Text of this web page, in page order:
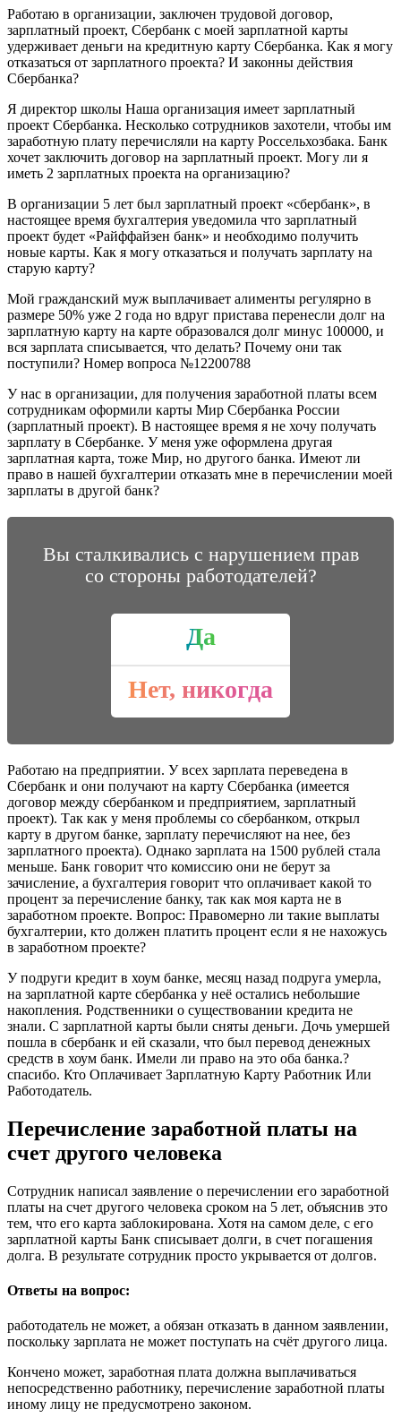
Работаю в организации, заключен трудовой договор,
зарплатный проект, Сбербанк с моей зарплатной карты
удерживает деньги на кредитную карту Сбербанка. Как я могу
отказаться от зарплатного проекта? И законны действия
Сбербанка?
Я директор школы Наша организация имеет зарплатный
проект Сбербанка. Несколько сотрудников захотели, чтобы им
заработную плату перечисляли на карту Россельхозбака. Банк
хочет заключить договор на зарплатный проект. Могу ли я
иметь 2 зарплатных проекта на организацию?
В организации 5 лет был зарплатный проект «сбербанк», в
настоящее время бухгалтерия уведомила что зарплатный
проект будет «Райффайзен банк» и необходимо получить
новые карты. Как я могу отказаться и получать зарплату на
старую карту?
Мой гражданский муж выплачивает алименты регулярно в
размере 50% уже 2 года но вдруг пристава перенесли долг на
зарплатную карту на карте образовался долг минус 100000, и
вся зарплата списывается, что делать? Почему они так
поступили? Номер вопроса №12200788
У нас в организации, для получения заработной платы всем
сотрудникам оформили карты Мир Сбербанка России
(зарплатный проект). В настоящее время я не хочу получать
зарплату в Сбербанке. У меня уже оформлена другая
зарплатная карта, тоже Мир, но другого банка. Имеют ли
право в нашей бухгалтерии отказать мне в перечислении моей
зарплаты в другой банк?
Вы сталкивались с нарушением прав
со стороны работодателей?
Да
Нет, никогда
Работаю на предприятии. У всех зарплата переведена в
Сбербанк и они получают на карту Сбербанка (имеется
договор между сбербанком и предприятием, зарплатный
проект). Так как у меня проблемы со сбербанком, открыл
карту в другом банке, зарплату перечисляют на нее, без
зарплатного проекта). Однако зарплата на 1500 рублей стала
меньше. Банк говорит что комиссию они не берут за
зачисление, а бухгалтерия говорит что оплачивает какой то
процент за перечисление банку, так как моя карта не в
заработном проекте. Вопрос: Правомерно ли такие выплаты
бухгалтерии, кто должен платить процент если я не нахожусь
в заработном проекте?
У подруги кредит в хоум банке, месяц назад подруга умерла,
на зарплатной карте сбербанка у неё остались небольшие
накопления. Родственники о существовании кредита не
знали. С зарплатной карты были сняты деньги. Дочь умершей
пошла в сбербанк и ей сказали, что был перевод денежных
средств в хоум банк. Имели ли право на это оба банка.?
спасибо. Кто Оплачивает Зарплатную Карту Работник Или
Работодатель.
Перечисление заработной платы на
счет другого человека
Сотрудник написал заявление о перечислении его заработной
платы на счет другого человека сроком на 5 лет, объяснив это
тем, что его карта заблокирована. Хотя на самом деле, с его
зарплатной карты Банк списывает долги, в счет погашения
долга. В результате сотрудник просто укрывается от долгов.
Ответы на вопрос:
работодатель не может, а обязан отказать в данном заявлении,
поскольку зарплата не может поступать на счёт другого лица.
Кончено может, заработная плата должна выплачиваться
непосредственно работнику, перечисление заработной платы
иному лицу не предусмотрено законом.